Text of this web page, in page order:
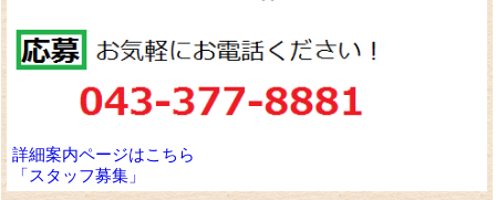
詳細案内ページはこちら
「スタッフ募集」